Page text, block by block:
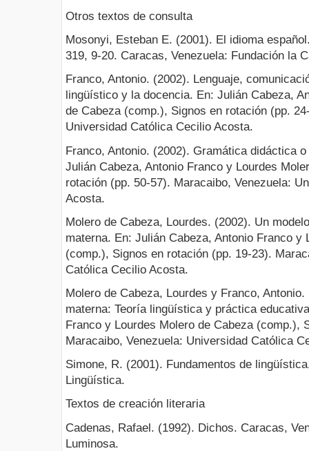
Otros textos de consulta
Mosonyi, Esteban E. (2001). El idioma
319, 9-20. Caracas, Venezuela: Fundación la
Franco, Antonio. (2002). Lenguaje,
lingüístico y la docencia. En: Julián Cabeza,
de Cabeza (comp.), Signos en rotación (pp.
Universidad Católica Cecilio Acosta.
Franco, Antonio. (2002). Gramática didáctica
Julián Cabeza, Antonio Franco y Lourdes
rotación (pp. 50-57). Maracaibo, Venezuela:
Acosta.
Molero de Cabeza, Lourdes. (2002). Un
materna. En: Julián Cabeza, Antonio Franco y
(comp.), Signos en rotación (pp. 19-23).
Católica Cecilio Acosta.
Molero de Cabeza, Lourdes y Franco,
materna: Teoría lingüística y práctica
Franco y Lourdes Molero de Cabeza (comp.),
Maracaibo, Venezuela: Universidad Católica
Simone, R. (2001). Fundamentos de
Lingüística.
Textos de creación literaria
Cadenas, Rafael. (1992). Dichos. Caracas,
Luminosa.